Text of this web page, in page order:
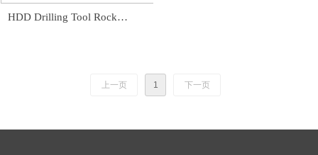
HDD Drilling Tool Rock
上一页 1 下一页